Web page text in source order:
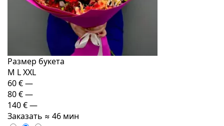
Размер букета
M LXXL
60 €—
80 €—
140 €—
Заказать ≈ 46 мин